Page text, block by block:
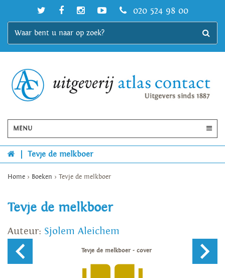
020 524 98 00
MENU
Tevje de melkboer
Home > Boeken > Tevje de melkboer
Tevje de melkboer
Auteur: Sjolem Aleichem